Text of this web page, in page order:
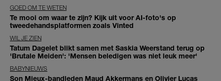
GOED OM TE WETEN
Te mooi om waar te zijn? Kijk uit voor AI-foto's op
tweedehandsplatformen zoals Vinted
WIL JE ZIEN
Tatum Dagelet blikt samen met Saskia Weerstand terug op
'Brutale Meiden': 'Mensen beledigen was niet leuk meer'
BABYNIEUWS
Son Mieux-bandleden Maud Akkermans en Olivier Lucas